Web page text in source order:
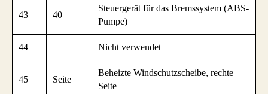
43 40
Steuergerät für das Bremssystem (ABS-
Pumpe)
44 – Nicht verwendet
45 Seite
Beheizte Windschutzscheibe, rechte
Seite